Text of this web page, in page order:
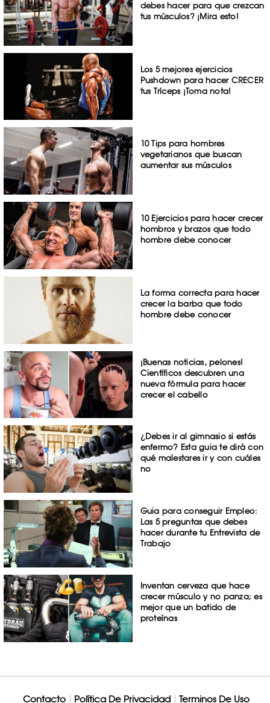
debes hacer para que crezcan
tus músculos? ¡Mira esto!
Los 5 mejores ejercicios
Pushdown para hacer CRECER
tus Tríceps ¡Toma nota!
10 Tips para hombres
vegetarianos que buscan
aumentar sus músculos
10 Ejercicios para hacer crecer
hombros y brazos que todo
hombre debe conocer
La forma correcta para hacer
crecer la barba que todo
hombre debe conocer
¡Buenas noticias, pelones!
Científicos descubren una
nueva fórmula para hacer
crecer el cabello
¿Debes ir al gimnasio si estás
enfermo? Esta guia te dirá con
qué malestares ir y con cuáles
no
Guia para conseguir Empleo:
Las 5 preguntas que debes
hacer durante tu Entrevista de
Trabajo
Inventan cerveza que hace
crecer músculo y no panza; es
mejor que un batido de
proteínas
Contacto Política De Privacidad Terminos De Uso